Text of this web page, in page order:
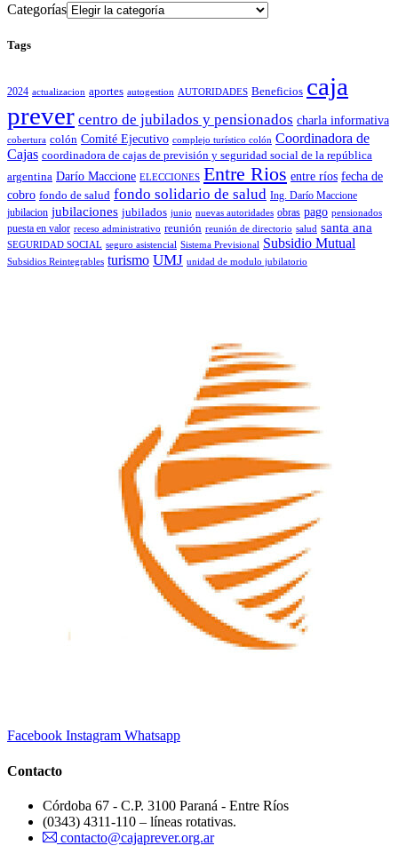
Categorías
Tags
2024 actualizacion aportes autogestion AUTORIDADES Beneficios caja
prever centro de jubilados y pensionados charla informativa
cobertura colón Comité Ejecutivo complejo turístico colón Coordinadora de
Cajas coordinadora de cajas de previsión y seguridad social de la república
argentina Darío Maccione ELECCIONES Entre Rios entre ríos fecha de
cobro fondo de salud fondo solidario de salud Ing. Darío Maccione
jubilacion jubilaciones jubilados junio nuevas autoridades obras pago pensionados
puesta en valor receso administrativo reunión reunión de directorio salud santa ana
SEGURIDAD SOCIAL seguro asistencial Sistema Previsional Subsidio Mutual
Subsidios Reintegrables turismo UMJ unidad de modulo jubilatorio
Facebook Instagram Whatsapp
Contacto
Córdoba 67 - C.P. 3100 Paraná - Entre Ríos
(0343) 4311-110 – líneas rotativas.
contacto@cajaprever.org.ar